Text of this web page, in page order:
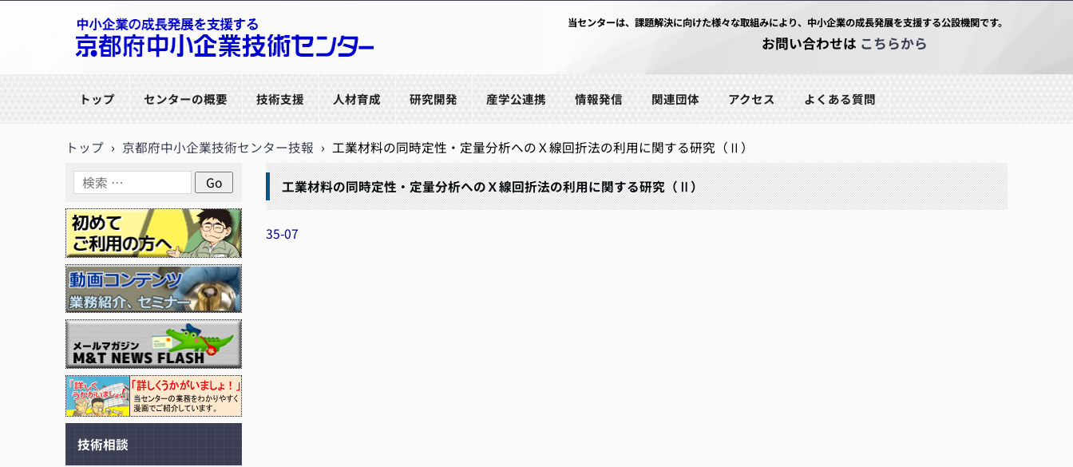
当センターは、課題解決に向けた様々な取組みにより、中小企業の成長発展を支援する公設機関です。
お問い合わせは こちらから
トップ センターの概要 技術支援 人材育成 研究開発 産学公連携 情報発信 関連団体 アクセス よくある質問
トップ › 京都府中小企業技術センター技報 › 工業材料の同時定性・定量分析へのＸ線回折法の利用に関する研究（Ⅱ）
工業材料の同時定性・定量分析へのＸ線回折法の利用に関する研究（Ⅱ）
35-07
技術相談